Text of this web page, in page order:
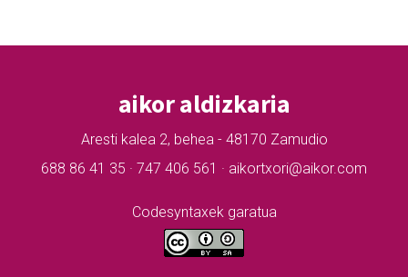
aikor aldizkaria
Aresti kalea 2, behea - 48170 Zamudio
688 86 41 35 · 747 406 561 · aikortxori@aikor.com
Codesyntaxek garatua